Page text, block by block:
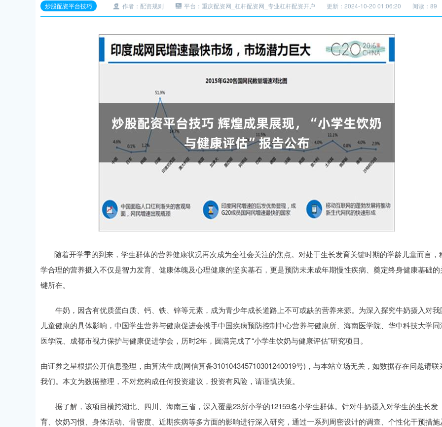
炒股配资平台技巧 作者：配资规则 平台：重庆配资网_杠杆配资网_专业杠杆配资开户 更新：2024-10-20 01:06:20 阅读：89
随着开学季的到来，学生群体的营养健康状况再次成为全社会关注的焦点。对处于生长发育关键时期的学龄儿童而言，
学合理的营养摄入不仅是智力发育、健康体魄及心理健康的坚实基石，更是预防未来成年期慢性疾病、奠定终身健康基础的
键所在。
牛奶，因含有优质蛋白质、钙、铁、锌等元素，成为青少年成长道路上不可或缺的营养来源。为深入探究牛奶摄入对我
儿童健康的具体影响，中国学生营养与健康促进会携手中国疾病预防控制中心营养与健康所、海南医学院、华中科技大学同
医学院、成都市视力保护与健康促进学会，历时2年，圆满完成了“小学生饮奶与健康评估”研究项目。
由证券之星根据公开信息整理，由算法生成(网信算备310104345710301240019号)，与本站立场无关，如数据存在问题请联
我们。本文为数据整理，不对您构成任何投资建议，投资有风险，请谨慎决策。
据了解，该项目横跨湖北、四川、海南三省，深入覆盖23所小学的12159名小学生群体。针对牛奶摄入对学生的生长发
育、饮奶习惯、身体活动、骨密度、近期疾病等多方面的影响进行深入研究，通过一系列周密设计的调查、个性化干预措施